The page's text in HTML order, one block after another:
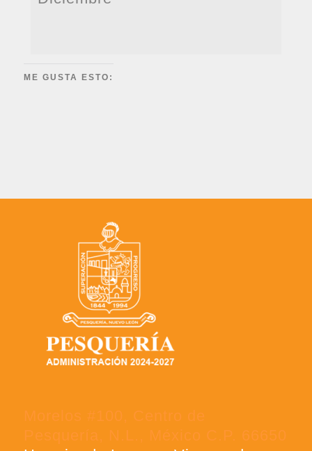
ME GUSTA ESTO: